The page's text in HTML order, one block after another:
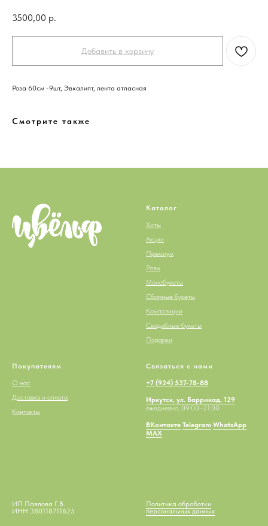
3500,00 р.
Добавить в корзину
Роза 60см -9шт, Эвкалипт, лента атласная
Смотрите также
Каталог
Хиты
Акции
Премиум
Розы
Монобукеты
Сборные букеты
Композиции
Свадебные букеты
Подарки
Покупателям
О нас
Доставка и оплата
Контакты
Связаться с нами
+7 (924) 537-78-88
Иркутск, ул. Баррикад, 129
ежедневно, 09:00–21:00
ВКонтакте Telegram WhatsApp
MAX
ИП Павлова Г.В.
ИНН 380118711625
Политика обработки
персональных данных